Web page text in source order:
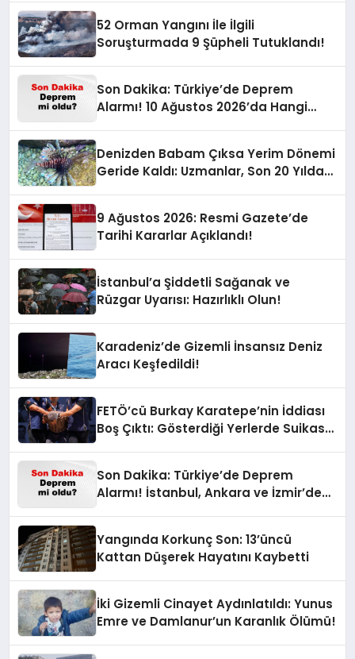
52 Orman Yangını İle İlgili
Soruşturmada 9 Şüpheli Tutuklandı!
Son Dakika: Türkiye’de Deprem
Alarmı! 10 Ağustos 2026’da Hangi
Denizden Babam Çıksa Yerim Dönemi
Geride Kaldı: Uzmanlar, Son 20 Yılda
9 Ağustos 2026: Resmi Gazete’de
Tarihi Kararlar Açıklandı!
İstanbul’a Şiddetli Sağanak ve
Rüzgar Uyarısı: Hazırlıklı Olun!
Karadeniz’de Gizemli İnsansız Deniz
Aracı Keşfedildi!
FETÖ’cü Burkay Karatepe’nin İddiası
Boş Çıktı: Gösterdiği Yerlerde Suikast
Son Dakika: Türkiye’de Deprem
Alarmı! İstanbul, Ankara ve İzmir’de
Yangında Korkunç Son: 13’üncü
Kattan Düşerek Hayatını Kaybetti
İki Gizemli Cinayet Aydınlatıldı: Yunus
Emre ve Damlanur’un Karanlık Ölümü!